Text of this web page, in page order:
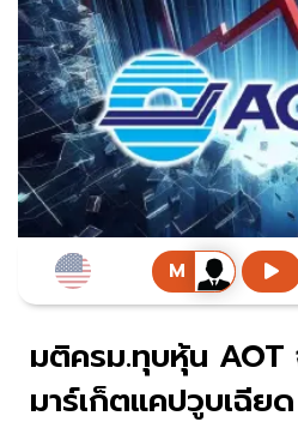
มติครม.ทุบหุ้น
มาร์เก็ตแคปวูบเฉีย